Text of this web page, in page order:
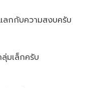
ลกกับความสงบครับ
มเล็กครับ